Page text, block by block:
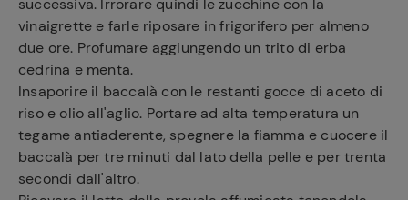
successiva. Irrorare quindi le zucchine con la
vinaigrette e farle riposare in frigorifero per almeno
due ore. Profumare aggiungendo un trito di erba
cedrina e menta.
Insaporire il baccalà con le restanti gocce di aceto di
riso e olio all'aglio. Portare ad alta temperatura un
tegame antiaderente, spegnere la fiamma e cuocere il
baccalà per tre minuti dal lato della pelle e per trenta
secondi dall'altro.